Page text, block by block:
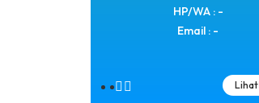
HP/WA : -
Email : -
Lihat